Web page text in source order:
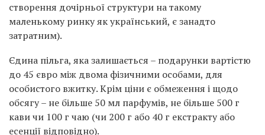
створення дочірньої структури на такому
маленькому ринку як український, є занадто
затратним).
Єдина пільга, яка залишається – подарунки вартістю
до 45 євро між двома фізичними особами, для
особистого вжитку. Крім ціни є обмеження і щодо
обсягу – не більше 50 мл парфумів, не більше 500 г
кави чи 100 г чаю (чи 200 г або 40 г екстракту або
есенції відповідно).